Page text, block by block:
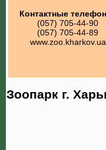
Контактные
(057) 705-44-90
(057) 705-44-89
www.zoo.kharkov.ua
Зоопарк г.